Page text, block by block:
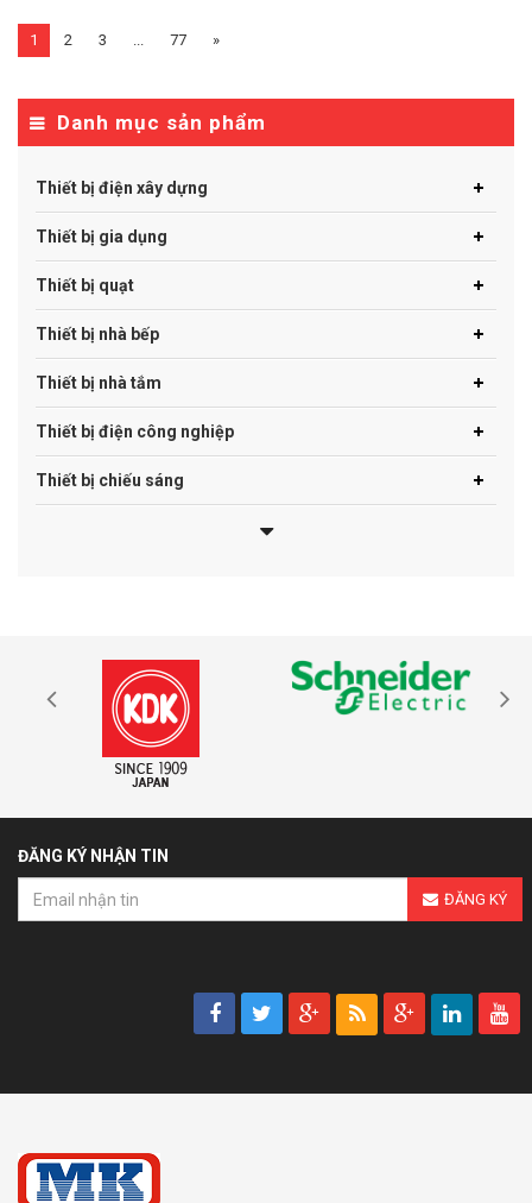
1 2 3 ... 77 »
Danh mục sản phẩm
Thiết bị điện xây dựng
Thiết bị gia dụng
Thiết bị quạt
Thiết bị nhà bếp
Thiết bị nhà tắm
Thiết bị điện công nghiệp
Thiết bị chiếu sáng
ĐĂNG KÝ NHẬN TIN
ĐĂNG KÝ